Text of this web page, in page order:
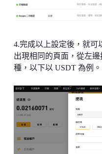
4.完成以上設定後，就可
出現相同的頁面，從左
種，以下以 USDT 為例。